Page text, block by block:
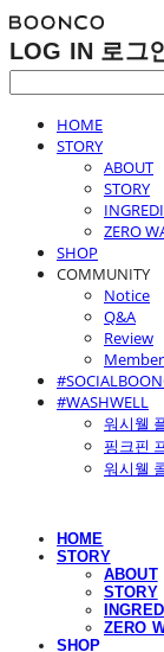
LOG IN 로그
HOME
STORY
ABOUT
STORY
ZERO
SHOP
COMMUNITY
Notice
Q&A
Review
#WASHWELL
워시웰
핑크핀
워시웰
HOME
STORY
ABOUT
STORY
ZERO
SHOP